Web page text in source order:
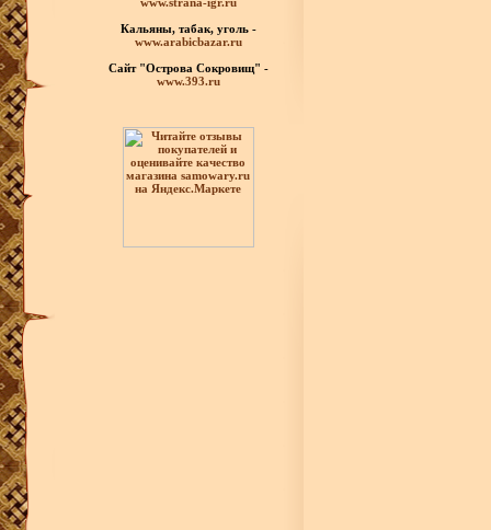
Кальяны, табак, уголь -
www.arabicbazar.ru
Сайт "Острова Сокровищ" -
www.393.ru